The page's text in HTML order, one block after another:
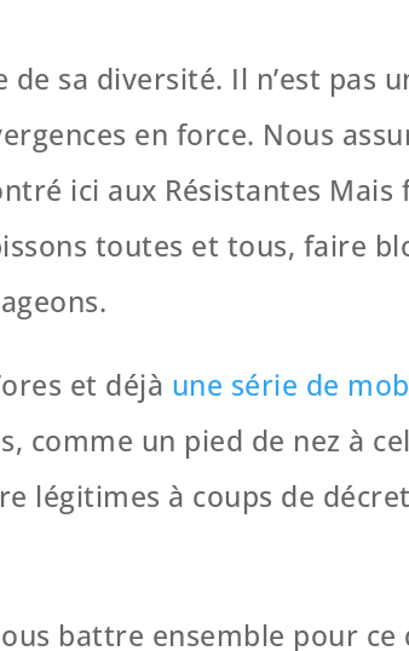
sa diversité. Il n’est pas
en force. Nous
ici aux Résistantes
toutes et tous, faire
et déjà une série de
comme un pied de nez à
légitimes à coups de
battre ensemble pour